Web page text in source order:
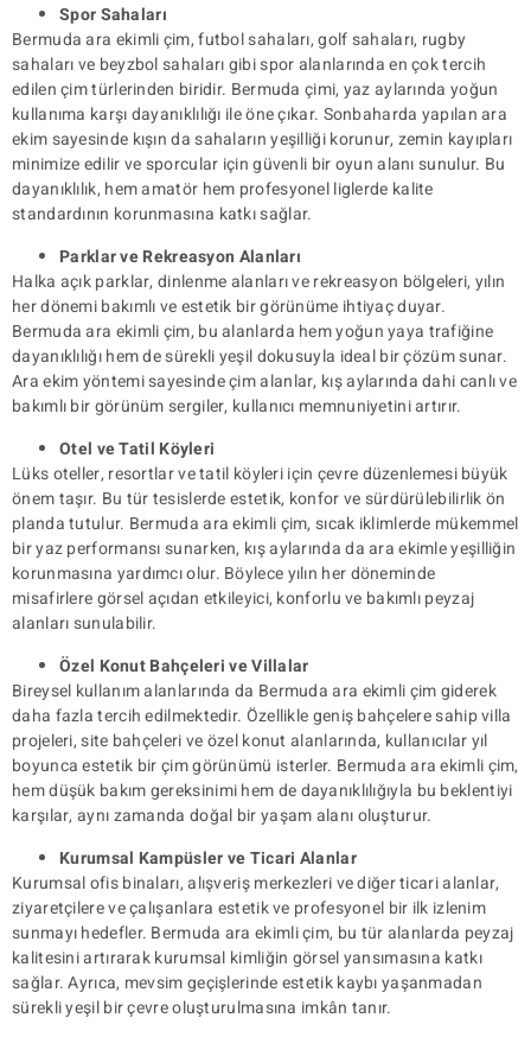
Spor Sahaları
Bermuda ara ekimli çim, futbol sahaları, golf sahaları, rugby
sahaları ve beyzbol sahaları gibi spor alanlarında en çok tercih
edilen çim türlerinden biridir. Bermuda çimi, yaz aylarında yoğun
kullanıma karşı dayanıklılığı ile öne çıkar. Sonbaharda yapılan ara
ekim sayesinde kışın da sahaların yeşilliği korunur, zemin kayıpları
minimize edilir ve sporcular için güvenli bir oyun alanı sunulur. Bu
dayanıklılık, hem amatör hem profesyonel liglerde kalite
standardının korunmasına katkı sağlar.
Parklar ve Rekreasyon Alanları
Halka açık parklar, dinlenme alanları ve rekreasyon bölgeleri, yılın
her dönemi bakımlı ve estetik bir görünüme ihtiyaç duyar.
Bermuda ara ekimli çim, bu alanlarda hem yoğun yaya trafiğine
dayanıklılığı hem de sürekli yeşil dokusuyla ideal bir çözüm sunar.
Ara ekim yöntemi sayesinde çim alanlar, kış aylarında dahi canlı ve
bakımlı bir görünüm sergiler, kullanıcı memnuniyetini artırır.
Otel ve Tatil Köyleri
Lüks oteller, resortlar ve tatil köyleri için çevre düzenlemesi büyük
önem taşır. Bu tür tesislerde estetik, konfor ve sürdürülebilirlik ön
planda tutulur. Bermuda ara ekimli çim, sıcak iklimlerde mükemmel
bir yaz performansı sunarken, kış aylarında da ara ekimle yeşilliğin
korunmasına yardımcı olur. Böylece yılın her döneminde
misafirlere görsel açıdan etkileyici, konforlu ve bakımlı peyzaj
alanları sunulabilir.
Özel Konut Bahçeleri ve Villalar
Bireysel kullanım alanlarında da Bermuda ara ekimli çim giderek
daha fazla tercih edilmektedir. Özellikle geniş bahçelere sahip villa
projeleri, site bahçeleri ve özel konut alanlarında, kullanıcılar yıl
boyunca estetik bir çim görünümü isterler. Bermuda ara ekimli çim,
hem düşük bakım gereksinimi hem de dayanıklılığıyla bu beklentiyi
karşılar, aynı zamanda doğal bir yaşam alanı oluşturur.
Kurumsal Kampüsler ve Ticari Alanlar
Kurumsal ofis binaları, alışveriş merkezleri ve diğer ticari alanlar,
ziyaretçilere ve çalışanlara estetik ve profesyonel bir ilk izlenim
sunmayı hedefler. Bermuda ara ekimli çim, bu tür alanlarda peyzaj
kalitesini artırarak kurumsal kimliğin görsel yansımasına katkı
sağlar. Ayrıca, mevsim geçişlerinde estetik kaybı yaşanmadan
sürekli yeşil bir çevre oluşturulmasına imkân tanır.